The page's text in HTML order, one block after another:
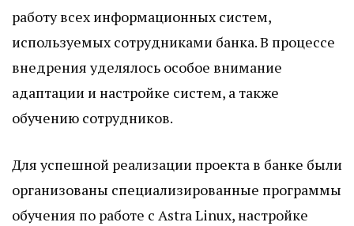
работу всех информационных систем,
используемых сотрудниками банка. В процессе
внедрения уделялось особое внимание
адаптации и настройке систем, а также
обучению сотрудников.
Для успешной реализации проекта в банке были
организованы специализированные программы
обучения по работе с Astra Linux, настройке